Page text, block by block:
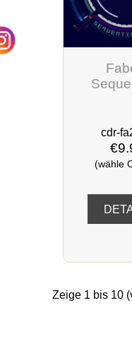
cdr-
(wähle
Zeige 1bis 10